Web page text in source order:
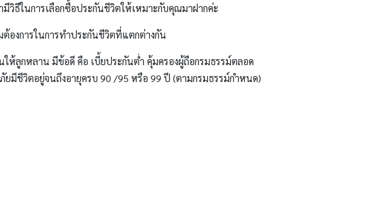
วิธีในการเลือกซื้อประกันชีวิตให้เหมาะกับคุณมาฝากค่ะ
องการในการทำประกันชีวิตที่แตกต่างกัน
ห้ลูกหลาน มีข้อดี คือ เบี้ยประกันต่ำ คุ้มครองผู้ถือกรมธรรม์ตลอด
มีชีวิตอยู่จนถึงอายุครบ 90 /95 หรือ 99 ปี (ตามกรมธรรม์กำหนด)